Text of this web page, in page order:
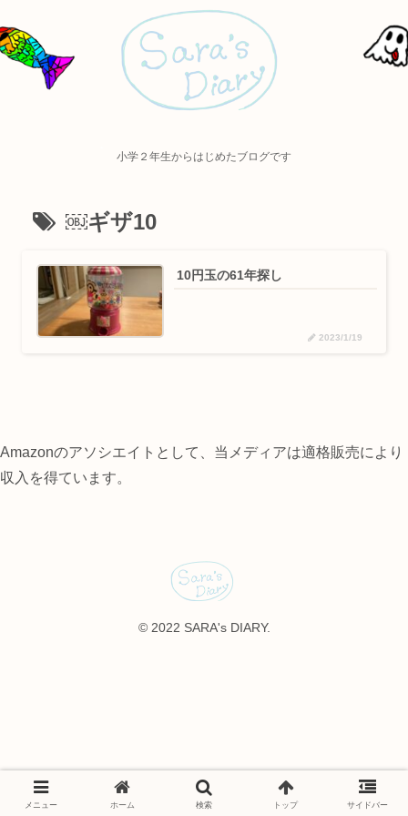
小学２年生からはじめたブログです
￼ギザ10
10円玉の61年探し
2023/1/19
Amazonのアソシエイトとして、当メディアは適格販売により
収入を得ています。
© 2022 SARA's DIARY.
メニュー ホーム 検索 トップ サイドバー